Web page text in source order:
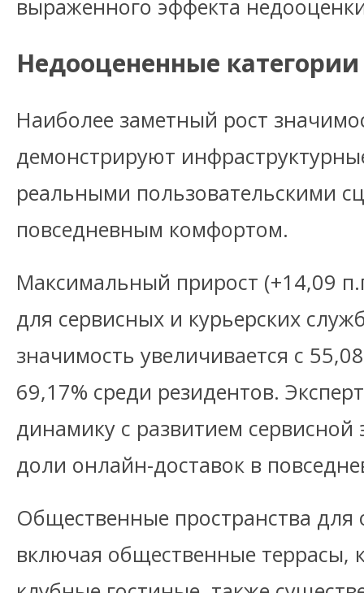
выраженного эффекта
Недооцененные категории
Наиболее заметный рост
демонстрируют
реальными пользовательскими
повседневным комфортом.
Максимальный прирост (+14,09
для сервисных и курьерских
значимость увеличивается с
69,17% среди резидентов.
динамику с развитием
доли онлайн-доставок в
Общественные пространства
включая общественные